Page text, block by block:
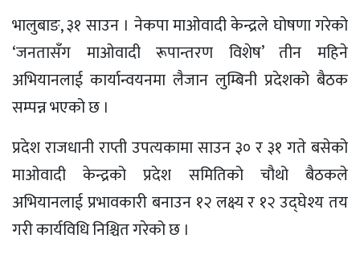
भालुबाङ, ३१ साउन । नेकपा माओवादी केन्द्रले घोषणा गरेको
‘जनतासँग माओवादी रूपान्तरण विशेष’ तीन महिने
अभियानलाई कार्यान्वयनमा लैजान लुम्बिनी प्रदेशको बैठक
सम्पन्न भएको छ ।
प्रदेश राजधानी राप्ती उपत्यकामा साउन ३० र ३१ गते बसेको
माओवादी केन्द्रको प्रदेश समितिको चौथो बैठकले
अभियानलाई प्रभावकारी बनाउन १२ लक्ष्य र १२ उद्घेश्य तय
गरी कार्यविधि निश्चित गरेको छ ।